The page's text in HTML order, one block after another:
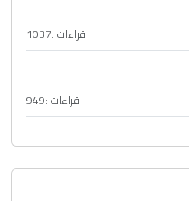
قراءات :1037
قراءات :949